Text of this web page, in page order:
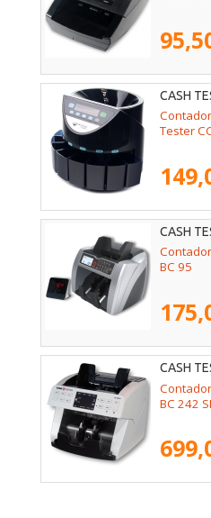
CASH
Tester
CASH
BC 95
CASH
BC 242